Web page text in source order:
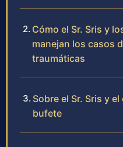
Cómo el Sr. Sris y
manejan los casos
traumáticas
Sobre el Sr. Sris y
bufete